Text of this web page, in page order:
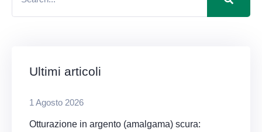
Ultimi articoli
1 Agosto 2026
Otturazione in argento (amalgama) scura: